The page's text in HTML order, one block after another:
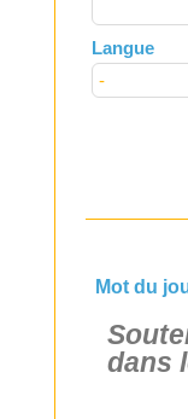
Langue
Mot du
dans